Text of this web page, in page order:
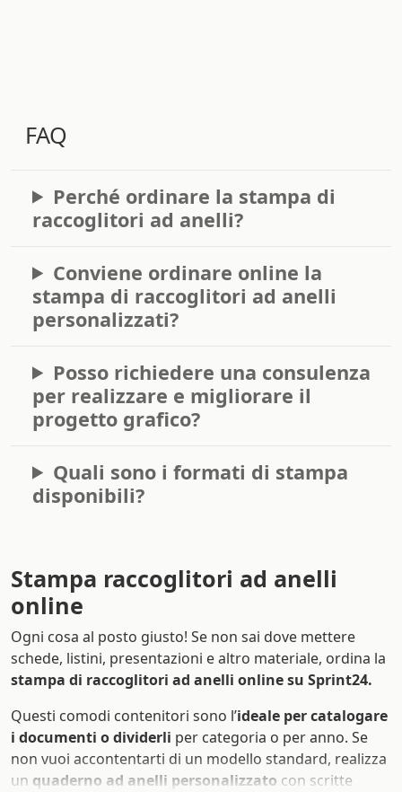
FAQ
Perché ordinare la stampa di
raccoglitori ad anelli?
Conviene ordinare online la
stampa di raccoglitori ad anelli
personalizzati?
Posso richiedere una consulenza
per realizzare e migliorare il
progetto grafico?
Quali sono i formati di stampa
disponibili?
Stampa raccoglitori ad anelli
online
Ogni cosa al posto giusto! Se non sai dove mettere
schede, listini, presentazioni e altro materiale, ordina la
stampa di raccoglitori ad anelli online su Sprint24.
Questi comodi contenitori sono l’ideale per catalogare
i documenti o dividerli per categoria o per anno. Se
non vuoi accontentarti di un modello standard, realizza
un quaderno ad anelli personalizzato con scritte